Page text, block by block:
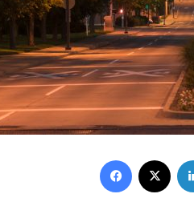
Facebook